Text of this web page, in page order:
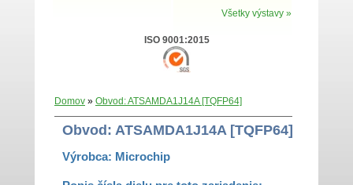
Všetky výstavy »
ISO 9001:2015
Domov » Obvod: ATSAMDA1J14A [TQFP64]
Obvod: ATSAMDA1J14A [TQFP64]
Výrobca: Microchip